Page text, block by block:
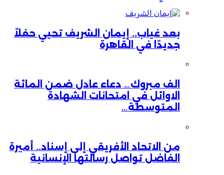
بعد غياب.. إيمان الشريف تحيي حفلاً
جديدًا في القاهرة
الف مبروك… دعاء عادل ضمن المائة
الاوائل في امتحانات الشهادة
المتوسطة…
من الاتحاد الأفريقي إلى إسناد.. أميرة
الفاضل تواصل رسالتها الإنسانية